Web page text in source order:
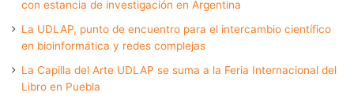
con estancia de investigación en Argentina
La UDLAP, punto de encuentro para el intercambio científico
en bioinformática y redes complejas
La Capilla del Arte UDLAP se suma a la Feria Internacional del
Libro en Puebla